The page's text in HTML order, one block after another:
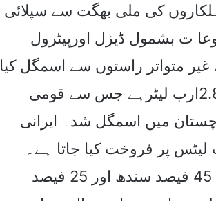
کی ملی بھگت سے سپلائی
ت بشمول ڈیزل اورپیٹرول
متواتر راستوں سے اسمگل کیا
جا رہا ہے۔ ایرانی ڈیزل وپیٹرول کی سالانہ اسمگلنگ 2.8ارب لیٹرہے جس سے قومی
بلوچستان میں اسمگل شدہ ایرانی
پر فروخت کیا جاتا ہے۔
دستاویزات کے مطابق اسمگل شدہ ایرانی تیل کا تقریباً 45 فیصد سندھ اور 25 فیصد